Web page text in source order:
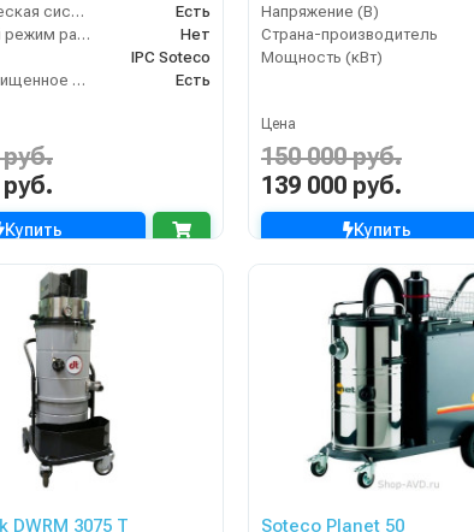
Антистатическая система
Есть
Бесшумный режим работы
Нет
IPC Soteco
Взрывозащищенное исполнение
Есть
руб.
Купить
Напряжение (В)
Страна-производитель
Мощность (кВт)
Цена
150 000 руб.
139 000 руб.
Купить
DWRM 3075 T Soteco Planet 50